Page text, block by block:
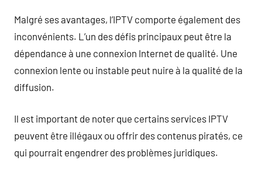
Malgré ses avantages, l’IPTV comporte également des
inconvénients. L’un des défis principaux peut être la
dépendance à une connexion Internet de qualité. Une
connexion lente ou instable peut nuire à la qualité de la
diffusion.
Il est important de noter que certains services IPTV
peuvent être illégaux ou offrir des contenus piratés, ce
qui pourrait engendrer des problèmes juridiques.